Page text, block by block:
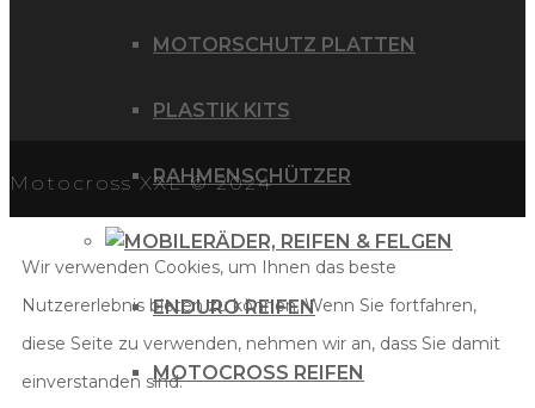
MOTORSCHUTZ PLATTEN
PLASTIK KITS
RAHMENSCHÜTZER
RÄDER, REIFEN & FELGEN
ENDURO REIFEN
MOTOCROSS REIFEN
Motocross XXL © 2024
Wir verwenden Cookies, um Ihnen das beste
Nutzererlebnis bieten zu können. Wenn Sie fortfahren,
diese Seite zu verwenden, nehmen wir an, dass Sie damit
einverstanden sind.